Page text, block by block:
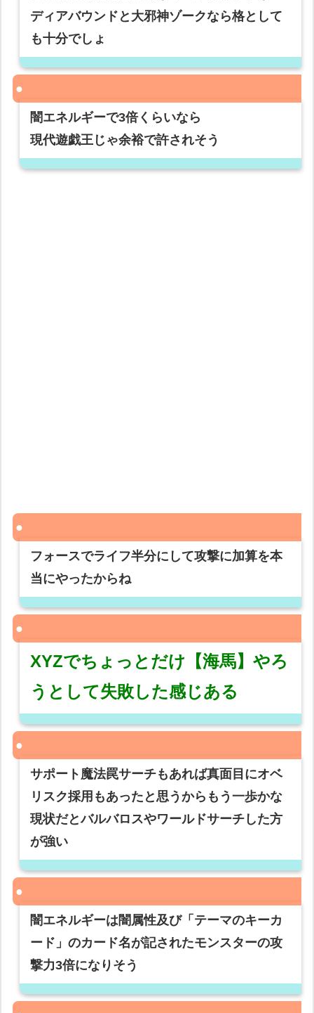
ディアバウンドと大邪神ゾークなら格として
も十分でしょ
闇エネルギーで3倍くらいなら
現代遊戯王じゃ余裕で許されそう
フォースでライフ半分にして攻撃に加算を本
当にやったからね
XYZでちょっとだけ【海馬】やろ
うとして失敗した感じある
サポート魔法罠サーチもあれば真面目にオベ
リスク採用もあったと思うからもう一歩かな
現状だとバルバロスやワールドサーチした方
が強い
闇エネルギーは闇属性及び「テーマのキーカ
ード」のカード名が記されたモンスターの攻
撃力3倍になりそう